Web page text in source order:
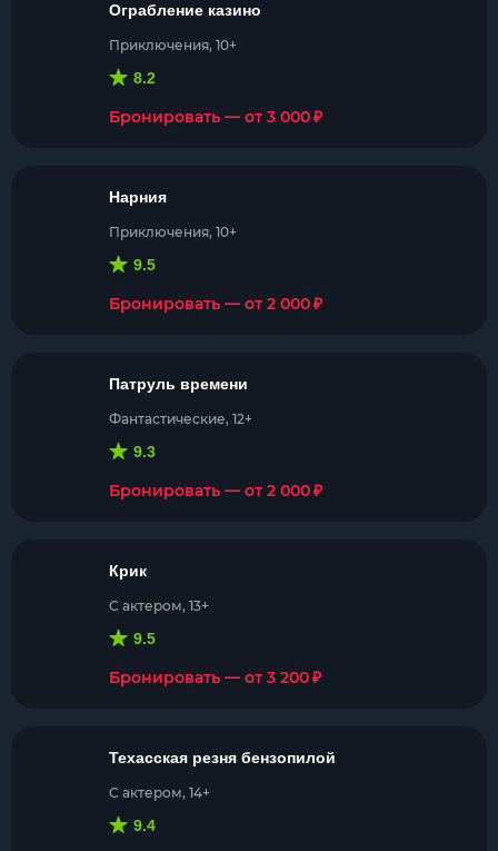
Ограбление казино
Приключения, 10+
8.2
Бронировать — от 3 000₽
Нарния
Приключения, 10+
9.5
Бронировать — от 2 000₽
Патруль времени
Фантастические, 12+
9.3
Бронировать — от 2 000₽
Крик
С актером, 13+
9.5
Бронировать — от 3 200₽
Техасская резня бензопилой
С актером, 14+
9.4